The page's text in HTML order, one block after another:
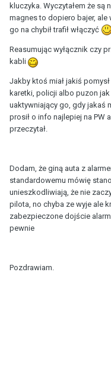
kluczyka. Wyczytałem że są
magnes to dopiero bajer,
go na chybił trafił włączyć
Reasumując wyłącznik czy
kabli
Jakby ktoś miał jakiś
karetki, policji albo puzon
uaktywniający go, gdy jakaś
prosił o info najlepiej na PW
przeczytał.
Dodam, że giną auta z
standardowemu mówię
unieszkodliwiają, że nie
pilota, no chyba ze wyje ale
zabezpieczone dojście
pewnie
Pozdrawiam.